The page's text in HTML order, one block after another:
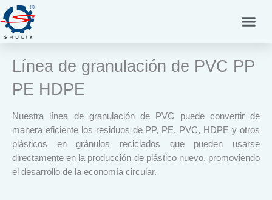
al
contenido
Línea de granulación de PVC PP
PE HDPE
Nuestra línea de granulación de PVC puede convertir de
manera eficiente los residuos de PP, PE, PVC, HDPE y otros
plásticos en gránulos reciclados que pueden usarse
directamente en la producción de plástico nuevo, promoviendo
el desarrollo de la economía circular.